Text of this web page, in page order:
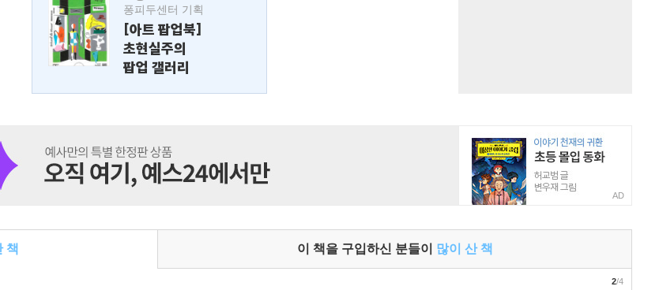
퐁피두센터 기획
[아트 팝업북]
초현실주의
팝업 갤러리
AD
책 이 책을 구입하신 분들이 많이 산 책
2/4